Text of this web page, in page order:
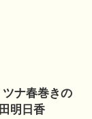
ツナ春巻きの
明日香